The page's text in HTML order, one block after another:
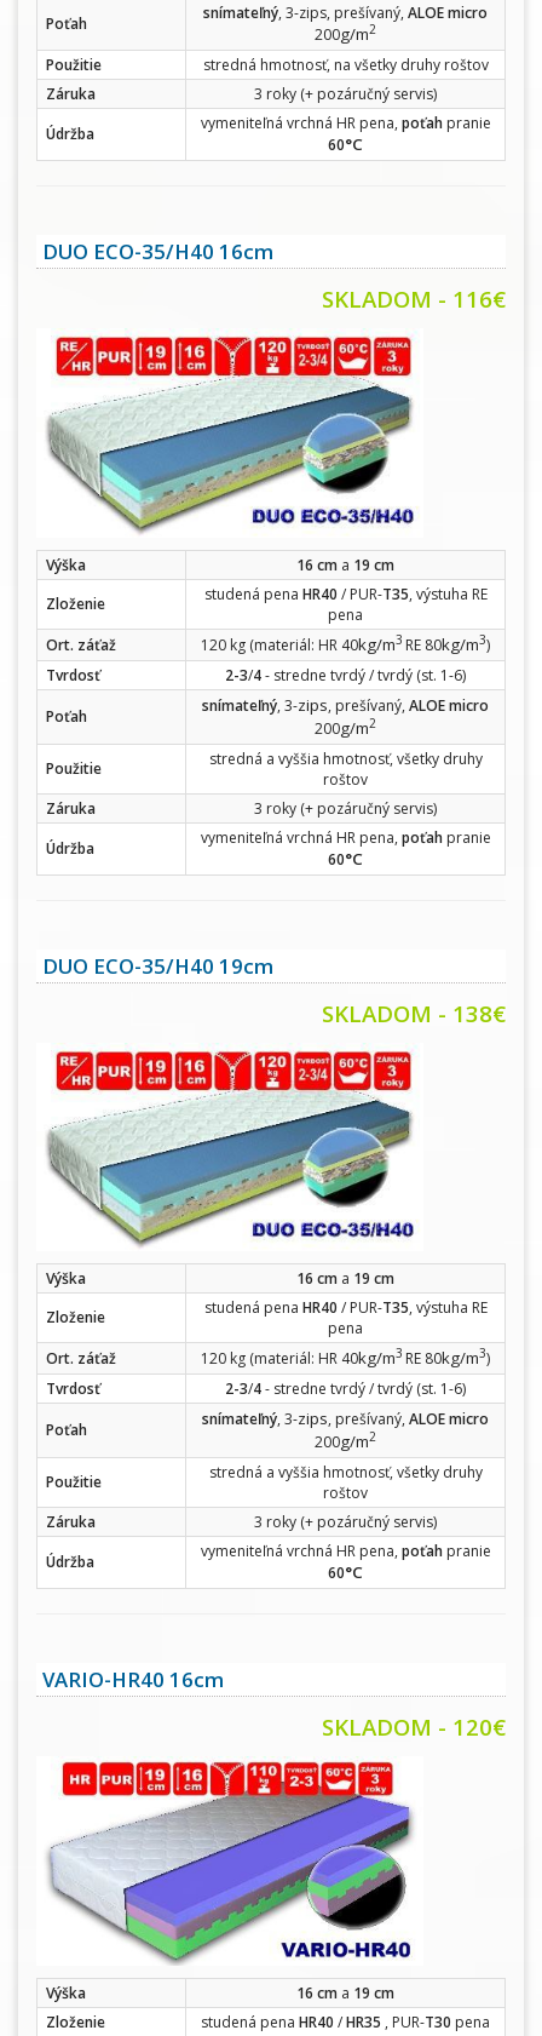
Poťah
snímateľný, 3-zips, prešívaný, ALOE micro
200g/m2
Použitie
stredná hmotnosť, na všetky druhy roštov
Záruka
3 roky (+ pozáručný servis)
Údržba
vymeniteľná vrchná HR pena, poťahpranie
60°C
DUO ECO-35/H40 16cm
SKLADOM - 116€
Výška 16 cm a 19 cm
Zloženie
studená pena HR40 / PUR-T35, výstuha RE
pena
Ort. záťaž
120 kg (materiál: HR 40kg/m3 RE 80kg/m3)
Tvrdosť
2-3/4- stredne tvrdý / tvrdý (st. 1-6)
Poťah
snímateľný, 3-zips, prešívaný, ALOE micro
200g/m2
Použitie
stredná a vyššia hmotnosť, všetky druhy
roštov
Záruka
3 roky (+ pozáručný servis)
Údržba
vymeniteľná vrchná HR pena, poťahpranie
60°C
DUO ECO-35/H40 19cm
SKLADOM - 138€
Výška 16 cm a 19 cm
Zloženie
studená pena HR40 / PUR-T35, výstuha RE
pena
Ort. záťaž
120 kg (materiál: HR 40kg/m3 RE 80kg/m3)
Tvrdosť
2-3/4- stredne tvrdý / tvrdý (st. 1-6)
Poťah
snímateľný, 3-zips, prešívaný, ALOE micro
200g/m2
Použitie
stredná a vyššia hmotnosť, všetky druhy
roštov
Záruka
3 roky (+ pozáručný servis)
Údržba
vymeniteľná vrchná HR pena, poťahpranie
60°C
VARIO-HR40 16cm
SKLADOM - 120€
Výška 16 cm a 19 cm
Zloženie
studená pena HR40 /HR35 , PUR-T30 pena